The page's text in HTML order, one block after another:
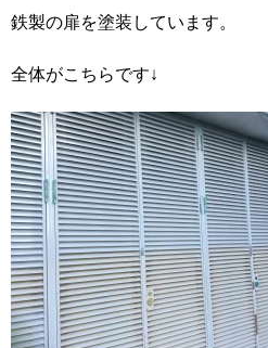
鉄製の扉を塗装しています。
全体がこちらです↓